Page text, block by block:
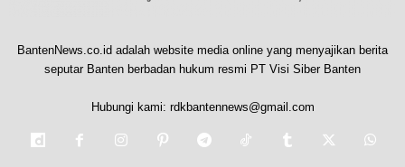
BantenNews.co.id adalah website media online yang menyajikan berita
seputar Banten berbadan hukum resmi PT Visi Siber Banten
Hubungi kami: rdkbantennews@gmail.com